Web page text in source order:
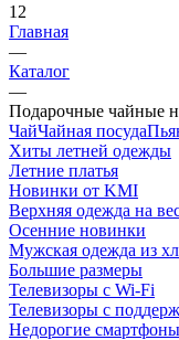
12
Главная
—
Каталог
—
Подарочные чайные
ЧайЧайная посуда
Хиты летней одежды
Летние платья
Новинки от KMI
Верхняя одежда на
Осенние новинки
Мужская одежда из
Большие размеры
Телевизоры с Wi-Fi
Телевизоры с
Недорогие смартфоны